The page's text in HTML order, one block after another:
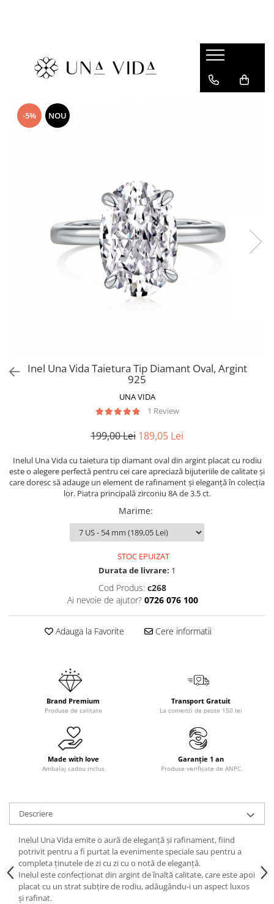
Cadouri pentru EA
CADOURI sub 150 lei - EA
CADOURI sub 150 lei - EL
-5% NOU
Inel Una Vida Taietura Tip Diamant Oval, Argint
925
UNA VIDA
1 Review
199,00 Lei 189,05 Lei
Inelul Una Vida cu taietura tip diamant oval din argint placat cu rodiu
este o alegere perfectă pentru cei care apreciază bijuteriile de calitate și
care doresc să adauge un element de rafinament și eleganță în colecția
lor. Piatra principală zirconiu 8A de 3.5 ct.
Marime:
STOC EPUIZAT
Durata de livrare: 1
Cod Produs: c268
Ai nevoie de ajutor? 0726 076 100
Adauga la Favorite Cere informatii
Brand Premium
Produse de calitate
Transport Gratuit
La comenzi de peste 150 lei
Made with love
Ambalaj cadou inclus
Garanție 1 an
Produse verificate de ANPC
Descriere
Inelul Una Vida emite o aură de eleganță și rafinament, fiind
potrivit pentru a fi purtat la evenimente speciale sau pentru a
completa ținutele de zi cu zi cu o notă de eleganță.
Inelul este confecționat din argint de înaltă calitate, care este apoi
placat cu un strat subțire de rodiu, adăugându-i un aspect luxos
și rafinat.